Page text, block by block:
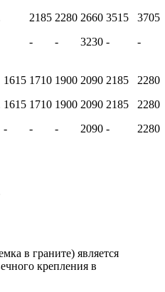
2185
-
2280
-
2660
3230
3515
-
3705
-
1615
1615
-
1710
1710
-
1900
1900
-
2090
2090
2090
2185
2185
-
2280
2280
2280
в граните) является
крепления в